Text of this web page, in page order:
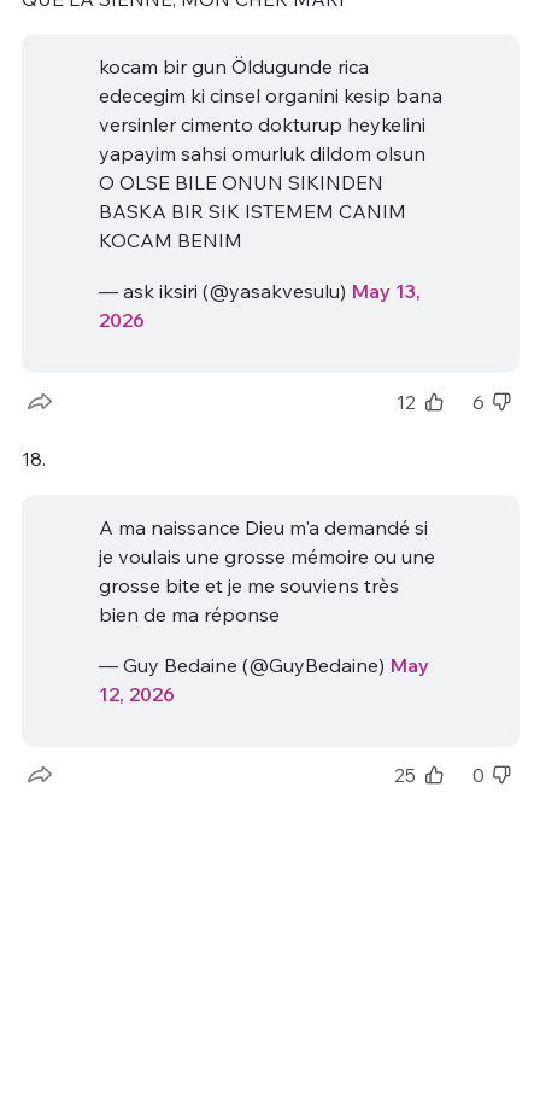
kocam bir gun Öldugunde rica
edecegim ki cinsel organini kesip bana
versinler cimento dokturup heykelini
yapayim sahsi omurluk dildom olsun
O OLSE BILE ONUN SIKINDEN
BASKA BIR SIK ISTEMEM CANIM
KOCAM BENIM
— ask iksiri (@yasakvesulu) May 13,
2026
12 6
18.
A ma naissance Dieu m'a demandé si
je voulais une grosse mémoire ou une
grosse bite et je me souviens très
bien de ma réponse
— Guy Bedaine (@GuyBedaine) May
12, 2026
25 0